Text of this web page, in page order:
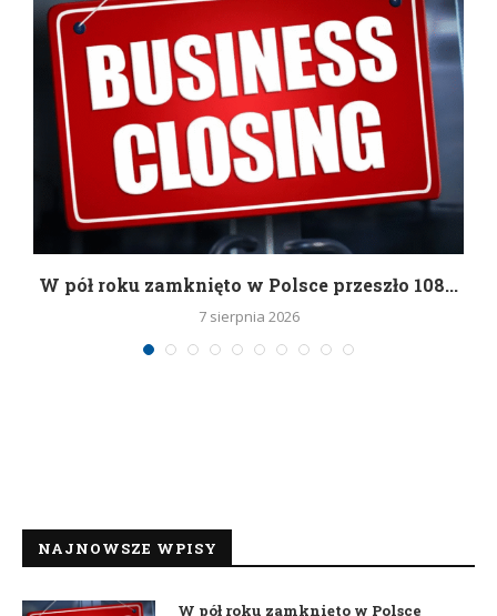
W pół roku zamknięto w Polsce przeszło 108...
7 sierpnia 2026
NAJNOWSZE WPISY
W pół roku zamknięto w Polsce